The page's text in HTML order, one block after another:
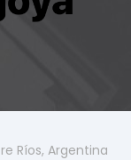
Ríos, Argentina